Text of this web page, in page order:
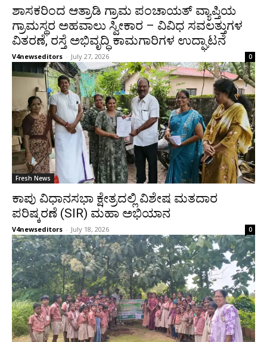
ಶಾಸಕರಿಂದ ಆತ್ರಾಡಿ ಗ್ರಾಮ ಪಂಚಾಯತ್ ವ್ಯಾಪ್ತಿಯ
ಗ್ರಾಮಸ್ಥರ ಅಹವಾಲು ಸ್ವೀಕಾರ – ವಿವಿಧ ಸವಲತ್ತುಗಳ
ವಿತರಣೆ, ರಸ್ತೆ ಅಭಿವೃದ್ಧಿ ಕಾಮಗಾರಿಗಳ ಉದ್ಘಾಟನೆ
V4newseditors - July 27, 2026 0
Fresh News
ಕಾಪು ವಿಧಾನಸಭಾ ಕ್ಷೇತ್ರದಲ್ಲಿ ವಿಶೇಷ ಮತದಾರ
ಪರಿಷ್ಕರಣೆ (SIR) ಮಹಾ ಅಭಿಯಾನ
V4newseditors - July 18, 2026 0